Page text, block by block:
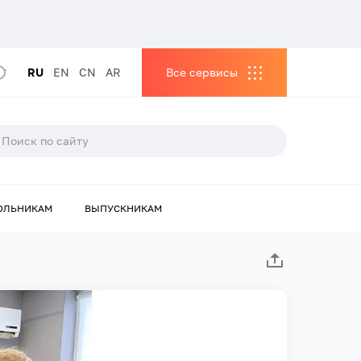
RU EN CN AR Все сервисы
ВЫПУСКНИКАМ